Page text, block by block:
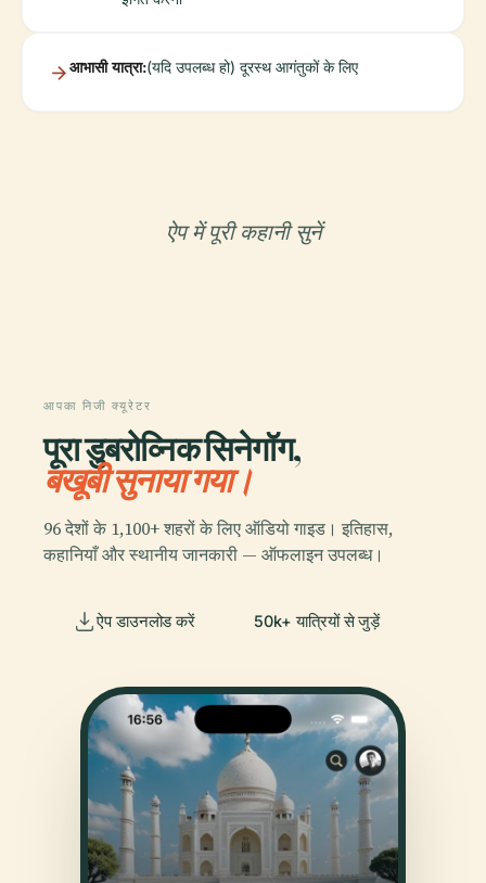
आभासी यात्रा:(यदि उपलब्ध हो) दूरस्थ आगंतुकों के लिए
ऐप में पूरी कहानी सुनें
आपका निजी क्यूरेटर
पूरा डुबरोव्निक सिनेगॉग,
बखूबी सुनाया गया।
96 देशों के 1,100+ शहरों के लिए ऑडियो गाइड। इतिहास,
कहानियाँ और स्थानीय जानकारी — ऑफलाइन उपलब्ध।
ऐप डाउनलोड करें 50k+ यात्रियों से जुड़ें